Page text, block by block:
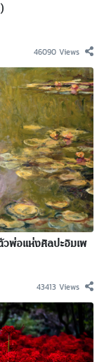
46090 Views
ตัวพ่อแห่งศิลปะอิมเพ
43413 Views